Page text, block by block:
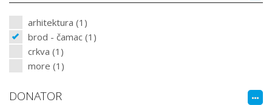
arhitektura (1)
brod - čamac (1)
crkva (1)
more (1)
DONATOR